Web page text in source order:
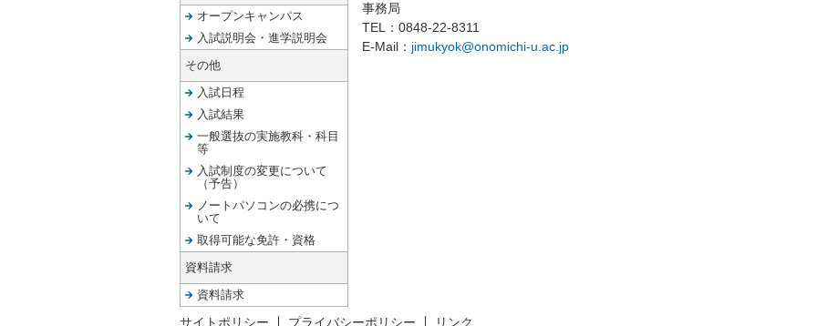
事務局
TEL： 0848-22-8311
E-Mail： jimukyok@onomichi-u.ac.jp
オープンキャンパス
入試説明会・進学説明会
その他
入試日程
入試結果
一般選抜の実施教科・科目
等
入試制度の変更について
（予告）
ノートパソコンの必携につ
いて
取得可能な免許・資格
資料請求
資料請求
サイトポリシー プライバシーポリシー リンク